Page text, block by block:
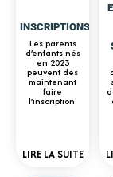
INSCRIPTIONS
Les parents
d’enfants nés
en 2023
peuvent dès
maintenant
faire
l’inscription.
LIRE LA SUITE